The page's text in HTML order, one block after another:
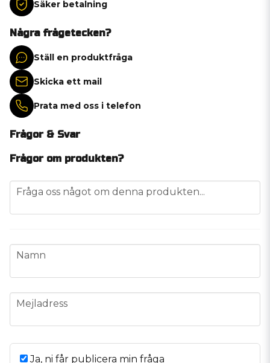
Säker betalning
Några frågetecken?
Ställ en produktfråga
Skicka ett mail
Prata med oss i telefon
Frågor & Svar
Frågor om produkten?
question
Fråga oss något om denna produkten...
name
Namn
email
Mejladress
Ja, ni får publicera min fråga